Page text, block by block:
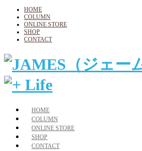
HOME
COLUMN
ONLINE STORE
SHOP
CONTACT
HOME
COLUMN
ONLINE STORE
SHOP
CONTACT